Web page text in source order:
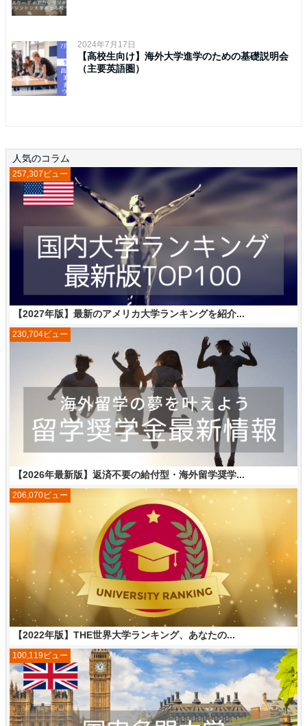
2024年7月17日
【高校生向け】海外大学進学のための基礎説明会
（主要英語圏）
人気のコラム
【2027年版】最新のアメリカ大学ランキングを紹介...
257,307ビュー
【2026年最新版】返済不要の給付型・海外留学奨学...
230,704ビュー
【2022年版】THE世界大学ランキング、あなたの...
206,070ビュー
100,119ビュー